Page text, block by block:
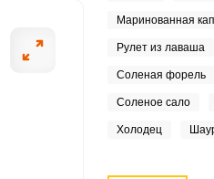
Маринованная
Рулет из лаваша
Соленая форель
Соленое сало
Холодец
до полуготовности.